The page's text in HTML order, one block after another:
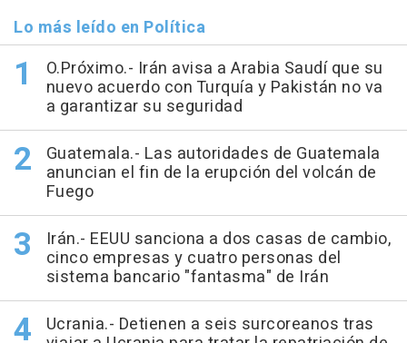
Lo más leído en Política
O.Próximo.- Irán avisa a Arabia Saudí que su
nuevo acuerdo con Turquía y Pakistán no va
a garantizar su seguridad
Guatemala.- Las autoridades de Guatemala
anuncian el fin de la erupción del volcán de
Fuego
Irán.- EEUU sanciona a dos casas de cambio,
cinco empresas y cuatro personas del
sistema bancario "fantasma" de Irán
Ucrania.- Detienen a seis surcoreanos tras